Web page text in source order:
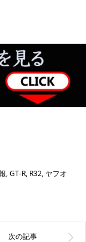
,GT-R, R32, ヤフオ